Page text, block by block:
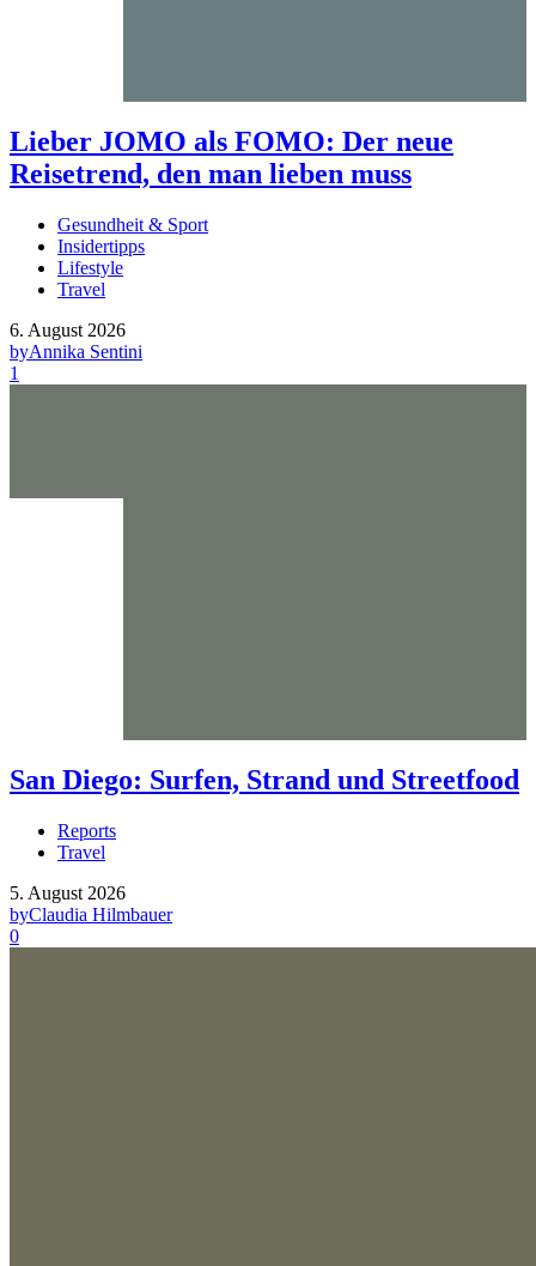
Lieber JOMO als FOMO: Der neue
Reisetrend, den man lieben muss
Gesundheit & Sport
Insidertipps
Lifestyle
Travel
6. August 2026
byAnnika Sentini
1
San Diego: Surfen, Strand und Streetfood
Reports
Travel
5. August 2026
byClaudia Hilmbauer
0